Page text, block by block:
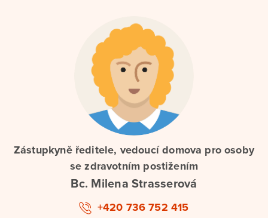
Zástupkyně ředitele, vedoucí domova pro osoby
se zdravotním postižením
Bc. Milena Strasserová
+420 736 752 415